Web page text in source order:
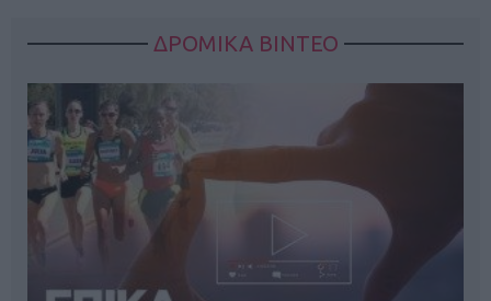
ΔΡΟΜΙΚΑ ΒΙΝΤΕΟ